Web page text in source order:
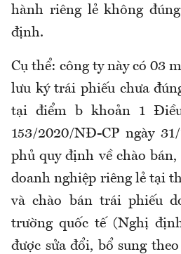
hành riêng lẻ không
định.
Cụ thể: công ty này có 03
lưu ký trái phiếu chưa
tại điểm b khoản 1
153/2020/NĐ-CP ngày
phủ quy định về chào
doanh nghiệp riêng lẻ tại
và chào bán trái phiếu
trường quốc tế (Nghị
được sửa đổi, bổ sung